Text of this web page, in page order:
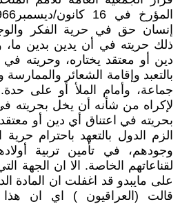
إنسان حق في حرية الفكر
ذلك حريته في أن يدين بدين ما،
دين أو معتقد يختاره، وحريته في
بالتعبد وإقامة الشعائر والممارسة
جماعة، وأمام الملأ أو على
لإكراه من شأنه أن يخل بحريته
بحريته في اعتناق أي دين أو
الزم الدول بالتعهد باحترام حرية
وجودهم، في تأمين تربية
لقناعاتهم الخاصة. الا ان الجهة
على مايبدو قد اغفلت ان المادة
قالت (العراقيون ) اي ان